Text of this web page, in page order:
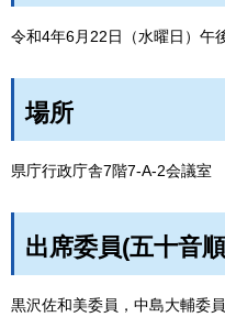
令和4年6月22日（水曜日）午
場所
県庁行政庁舎7階7-A-2会議室
出席委員(五十音
黒沢佐和美委員，中島大輔委